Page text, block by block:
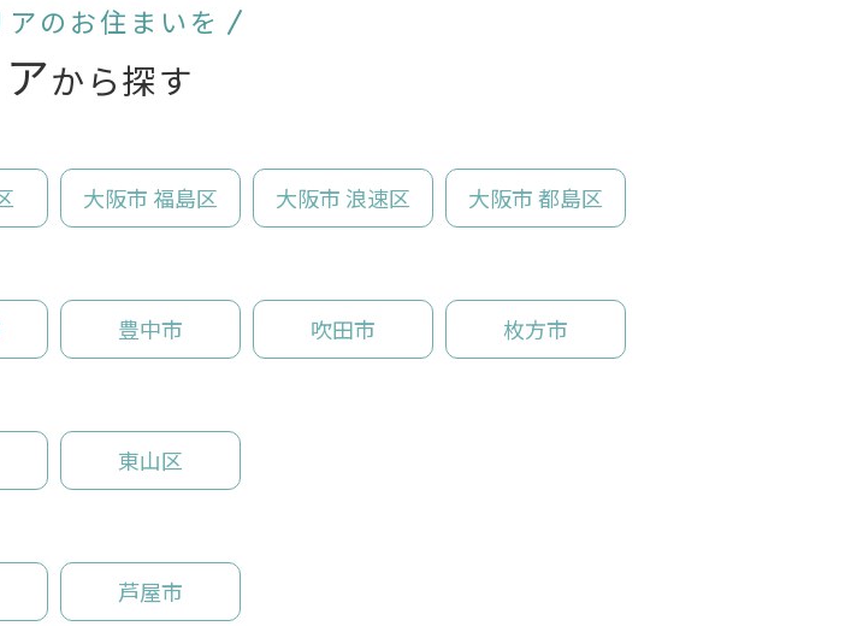
のお住まいを
から探す
大阪市 福島区 大阪市 浪速区 大阪市 都島区
豊中市 吹田市 枚方市
東山区
芦屋市